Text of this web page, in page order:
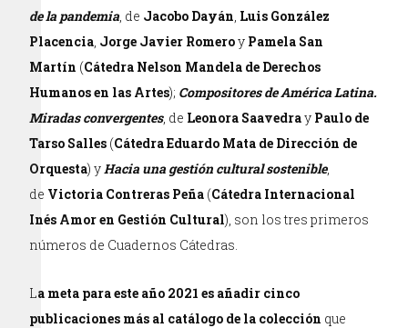
de la pandemia, de Jacobo Dayán, Luis González
Placencia, Jorge Javier Romeroy Pamela San
Martín (Cátedra Nelson Mandela de Derechos
Humanos en las Artes); Compositores de América Latina.
Miradas convergentes, de Leonora Saavedray Paulo de
Tarso Salles (Cátedra Eduardo Mata de Dirección de
Orquesta) yHacia una gestión cultural sostenible,
de Victoria Contreras Peña (Cátedra Internacional
Inés Amor en Gestión Cultural), son los tres primeros
números de Cuadernos Cátedras.
La meta para este año 2021 es añadir cinco
publicaciones más al catálogo de la colección que